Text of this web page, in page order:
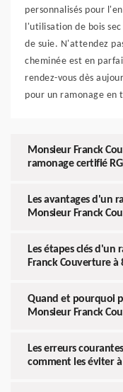
personnalisés pour
l'utilisation de bois
de suie. N'attendez
cheminée est en
rendez-vous dès
pour un ramonage en
Monsieur Franck
ramonage certifié
Les avantages d'un
Monsieur Franck
Les étapes clés d'un
Franck Couverture à
Quand et pourquoi
Monsieur Franck
Les erreurs
comment les éviter à